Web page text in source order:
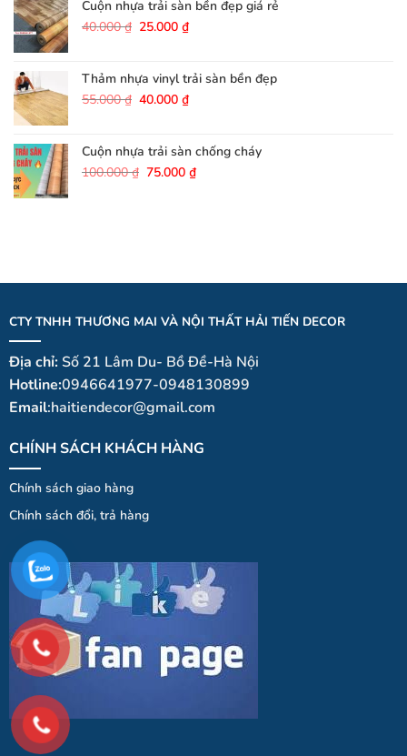
30.000 ₫.là:
23.000 ₫.
Cuộn nhựa trải sàn bền đẹp giá rẻ
40.000₫ Giá
40.000 ₫.
25.000₫Giá
là:
25.000 ₫.
Thảm nhựa vinyl trải sàn bền đẹp
55.000₫ Giá
55.000 ₫.
40.000₫Giá
là:
40.000 ₫.
Cuộn nhựa trải sàn chống cháy
100.000₫ Giá
75.000₫Giá
CTY TNHH THƯƠNG MAI VÀ NỘI THẤT HẢI TIẾN DECOR
Địa chỉ:Số 21 Lâm Du- Bồ Đề-Hà Nội
Hotline:0946641977-0948130899
Email:haitiendecor@gmail.com
CHÍNH SÁCH KHÁCH HÀNG
Chính sách giao hàng
Chínhsáchđổi, trả hàng